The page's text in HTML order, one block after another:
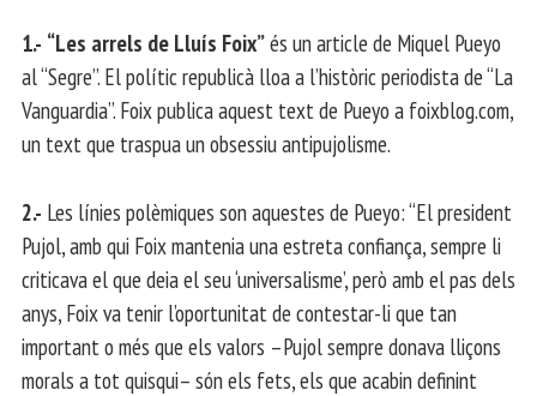
1.- “Les arrels de Lluís Foix”és un article de Miquel Pueyo
al “Segre”. El polític republicà lloa a l’històric periodista de “La
Vanguardia”. Foix publica aquest text de Pueyo a foixblog.com,
un text que traspua un obsessiu antipujolisme.
2.- Les línies polèmiques son aquestes de Pueyo: “El president
Pujol, amb qui Foix mantenia una estreta confiança, sempre li
criticava el que deia el seu ‘universalisme’, però amb el pas dels
anys, Foix va tenir l’oportunitat de contestar-li que tan
important o més que els valors –Pujol sempre donava lliçons
morals a tot quisqui– són els fets, els que acabin definint